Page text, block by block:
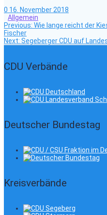
0 16. November 2018
Allgemein
Previous: Previous
Wie lange reicht der
Fischer
Next: Next
Segeberger CDU auf
CDU Verbände
Deutscher Bundestag
Kreisverbände